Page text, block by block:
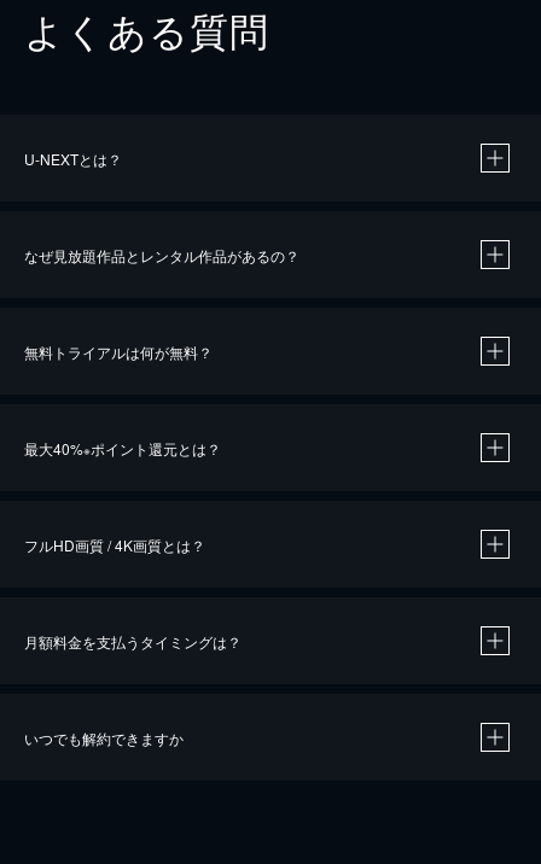
よくある質問
U-NEXTとは？
なぜ見放題作品とレンタル作品があるの？
無料トライアルは何が無料？
最大40%※ポイント還元とは？
※40％ポイント還元の対象は、クレジットカード決済による作品の購入 / レンタルです。
フルHD画質 / 4K画質とは？
月額料金を支払うタイミングは？
いつでも解約できますか